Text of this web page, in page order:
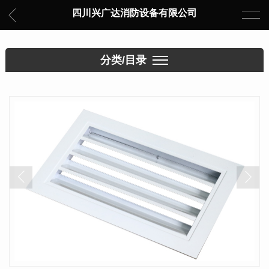
四川兴广达消防设备有限公司
分类/目录